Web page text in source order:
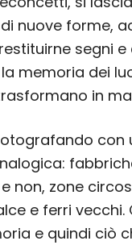
nuove forme,
segni e
memoria dei
in
con
non, zone
e ferri
e quindi ciò